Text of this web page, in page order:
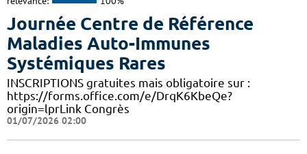
Journée Centre de Référence
Maladies Auto-Immunes
Systémiques Rares
INSCRIPTIONS gratuites mais obligatoire sur :
https://forms.office.com/e/DrqK6KbeQe?
origin=lprLink Congrès
01/07/2026 02:00